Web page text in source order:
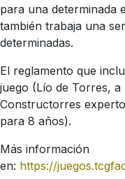
para una determinada
también trabaja una
determinadas.
El reglamento que
juego (Lío de Torres, a
Constructorres
para 8 años).
Más información
en: https://